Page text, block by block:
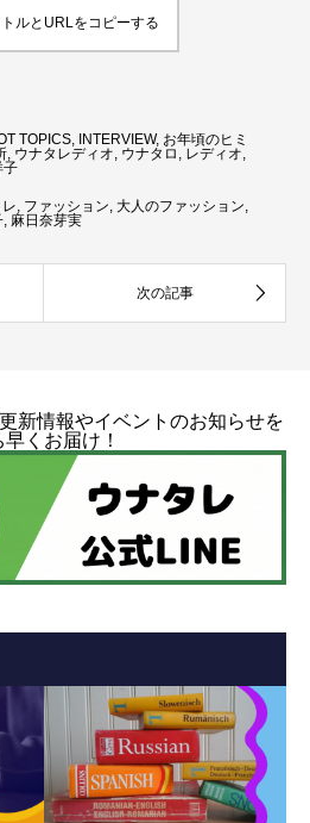
ルとURLをコピーする
TOPICS, INTERVIEW, お年頃のヒミ
, ウナタレディオ, ウナタロ , レディオ,
子
, ファッション, 大人のファッション,
, 麻日奈芽実
新情報やイベントのお知らせを
早くお届け！